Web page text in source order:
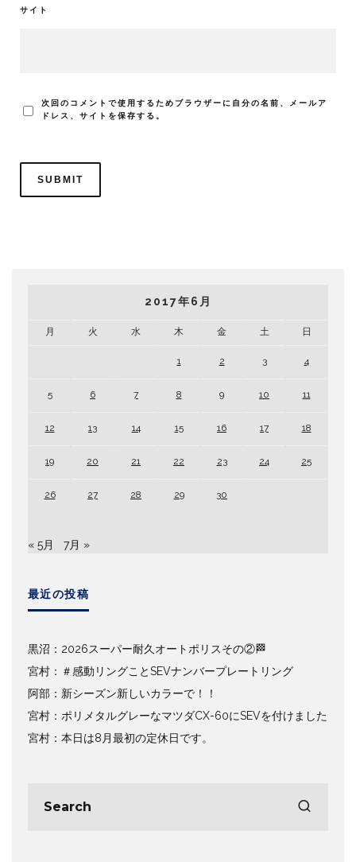
サイト
次回のコメントで使用するためブラウザーに自分の名前、メールア
ドレス、サイトを保存する。
2017年6月
月 火 水 木 金 土 日
1 2 3 4
5 6 7 8 9 10 11
12 13 14 15 16 17 18
19 20 21 22 23 24 25
26 27 28 29 30
« 5月 7月 »
最近の投稿
黒沼：2026スーパー耐久オートポリスその②🏁
宮村：＃感動リングことSEVナンバープレートリング
阿部：新シーズン新しいカラーで！！
宮村：ポリメタルグレーなマツダCX-60にSEVを付けました
宮村：本日は8月最初の定休日です。